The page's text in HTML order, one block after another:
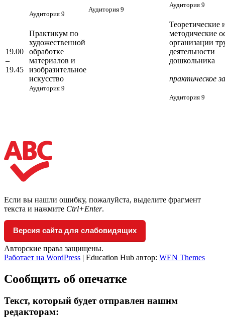
Аудитория 9
Аудитория 9
Аудитория 9
19.00
–
19.45
Практикум по
художественной
обработке
материалов и
изобразительное
искусство
Аудитория 9
Теоретические
методические
организации
деятельности
дошкольника
практическое
Аудитория 9
Если вы нашли ошибку, пожалуйста, выделите фрагмент
текста и нажмите Ctrl+Enter.
Версия сайта для слабовидящих
Авторские права защищены.
Работает на WordPress | Education Hub автор: WEN Themes
Сообщить об опечатке
Текст, который будет отправлен нашим
редакторам: